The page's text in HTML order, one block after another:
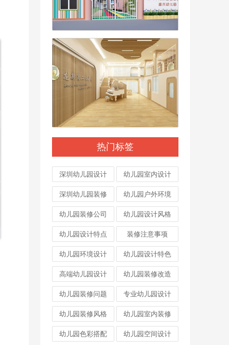
热门标签
深圳幼儿园设计 幼儿园室内设计
深圳幼儿园装修 幼儿园户外环境
幼儿园装修公司 幼儿园设计风格
幼儿园设计特点 装修注意事项
幼儿园环境设计 幼儿园设计特色
高端幼儿园设计 幼儿园装修改造
幼儿园装修问题 专业幼儿园设计
幼儿园装修风格 幼儿园室内装修
幼儿园色彩搭配 幼儿园空间设计